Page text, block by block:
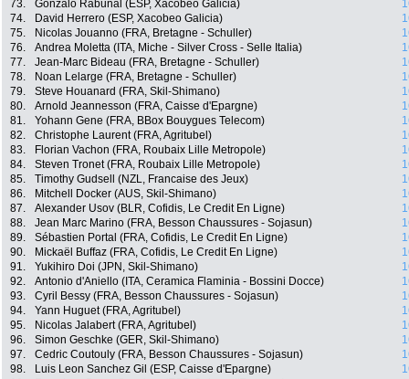
73.
Gonzalo Rabunal (ESP, Xacobeo Galicia)
74.
David Herrero (ESP, Xacobeo Galicia)
75.
Nicolas Jouanno (FRA, Bretagne - Schuller)
76.
Andrea Moletta (ITA, Miche - Silver Cross - Selle Italia)
77.
Jean-Marc Bideau (FRA, Bretagne - Schuller)
78.
Noan Lelarge (FRA, Bretagne - Schuller)
79.
Steve Houanard (FRA, Skil-Shimano)
80.
Arnold Jeannesson (FRA, Caisse d'Epargne)
81.
Yohann Gene (FRA, BBox Bouygues Telecom)
82.
Christophe Laurent (FRA, Agritubel)
83.
Florian Vachon (FRA, Roubaix Lille Metropole)
84.
Steven Tronet (FRA, Roubaix Lille Metropole)
85.
Timothy Gudsell (NZL, Francaise des Jeux)
86.
Mitchell Docker (AUS, Skil-Shimano)
87.
Alexander Usov (BLR, Cofidis, Le Credit En Ligne)
88.
Jean Marc Marino (FRA, Besson Chaussures - Sojasun)
89.
Sébastien Portal (FRA, Cofidis, Le Credit En Ligne)
90.
Mickaël Buffaz (FRA, Cofidis, Le Credit En Ligne)
91.
Yukihiro Doi (JPN, Skil-Shimano)
92.
Antonio d'Aniello (ITA, Ceramica Flaminia - Bossini Docce)
93.
Cyril Bessy (FRA, Besson Chaussures - Sojasun)
94.
Yann Huguet (FRA, Agritubel)
95.
Nicolas Jalabert (FRA, Agritubel)
96.
Simon Geschke (GER, Skil-Shimano)
97.
Cedric Coutouly (FRA, Besson Chaussures - Sojasun)
98.
Luis Leon Sanchez Gil (ESP, Caisse d'Epargne)